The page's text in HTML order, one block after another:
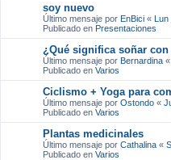
soy nuevo
Último mensaje por EnBici « Lun
Publicado en Presentaciones
¿Qué significa soñar
Último mensaje por Bernardina «
Publicado en Varios
Ciclismo + Yoga para
Último mensaje por Ostondo «
Publicado en Varios
Plantas medicinales
Último mensaje por Cathalina «
Publicado en Varios